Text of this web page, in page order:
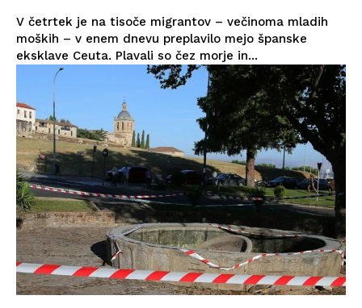
V četrtek je na tisoče migrantov – večinoma mladih
moških – v enem dnevu preplavilo mejo španske
eksklave Ceuta. Plavali so čez morje in...